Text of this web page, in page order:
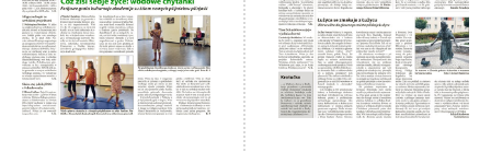
Casnik online
połny pśistup za Nowy
Casnik online a za e-